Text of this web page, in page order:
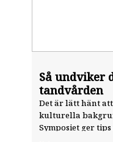
Så undviker
tandvården
Det är lätt hänt
kulturella
Symposiet ger